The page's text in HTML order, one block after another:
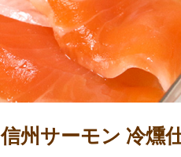
信州サーモン 冷燻